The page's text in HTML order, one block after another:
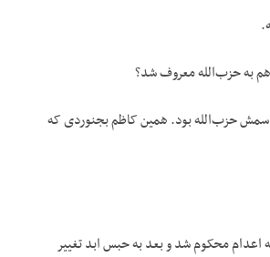
به حزب‌الله معروف شد؟
حزب‌الله بود. همین کاظم بجنوردی که
اعدام محکوم شد و بعد به حبس ابد تغییر